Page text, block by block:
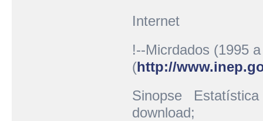
Internet
!--Micrdados (1995
(http://
Sinopse
download;